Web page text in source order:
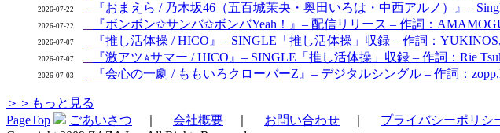
2026-07-22 『おまえら / 乃木坂46（五百城茉央・奥田いろは・中西アルノ）』–
2026-07-22 『ボンボン✩サンバ✩ボンバYeah！』– 配信リリース – 作詞：
2026-07-07 『推し活体操 / HICO』– SINGLE「推し活体操」収録 – 作詞：
2026-07-07 『激アツ⭐︎サマー / HICO』– SINGLE「推し活体操」収録 – 作詞：Rie
2026-07-03 『会心の一劇 / ももいろクローバーZ』– デジタルシングル – 作詞：
＞＞もっと見る
PageTop
ごあいさつ 会社概要 お問い合わせ
プライバシーポリ